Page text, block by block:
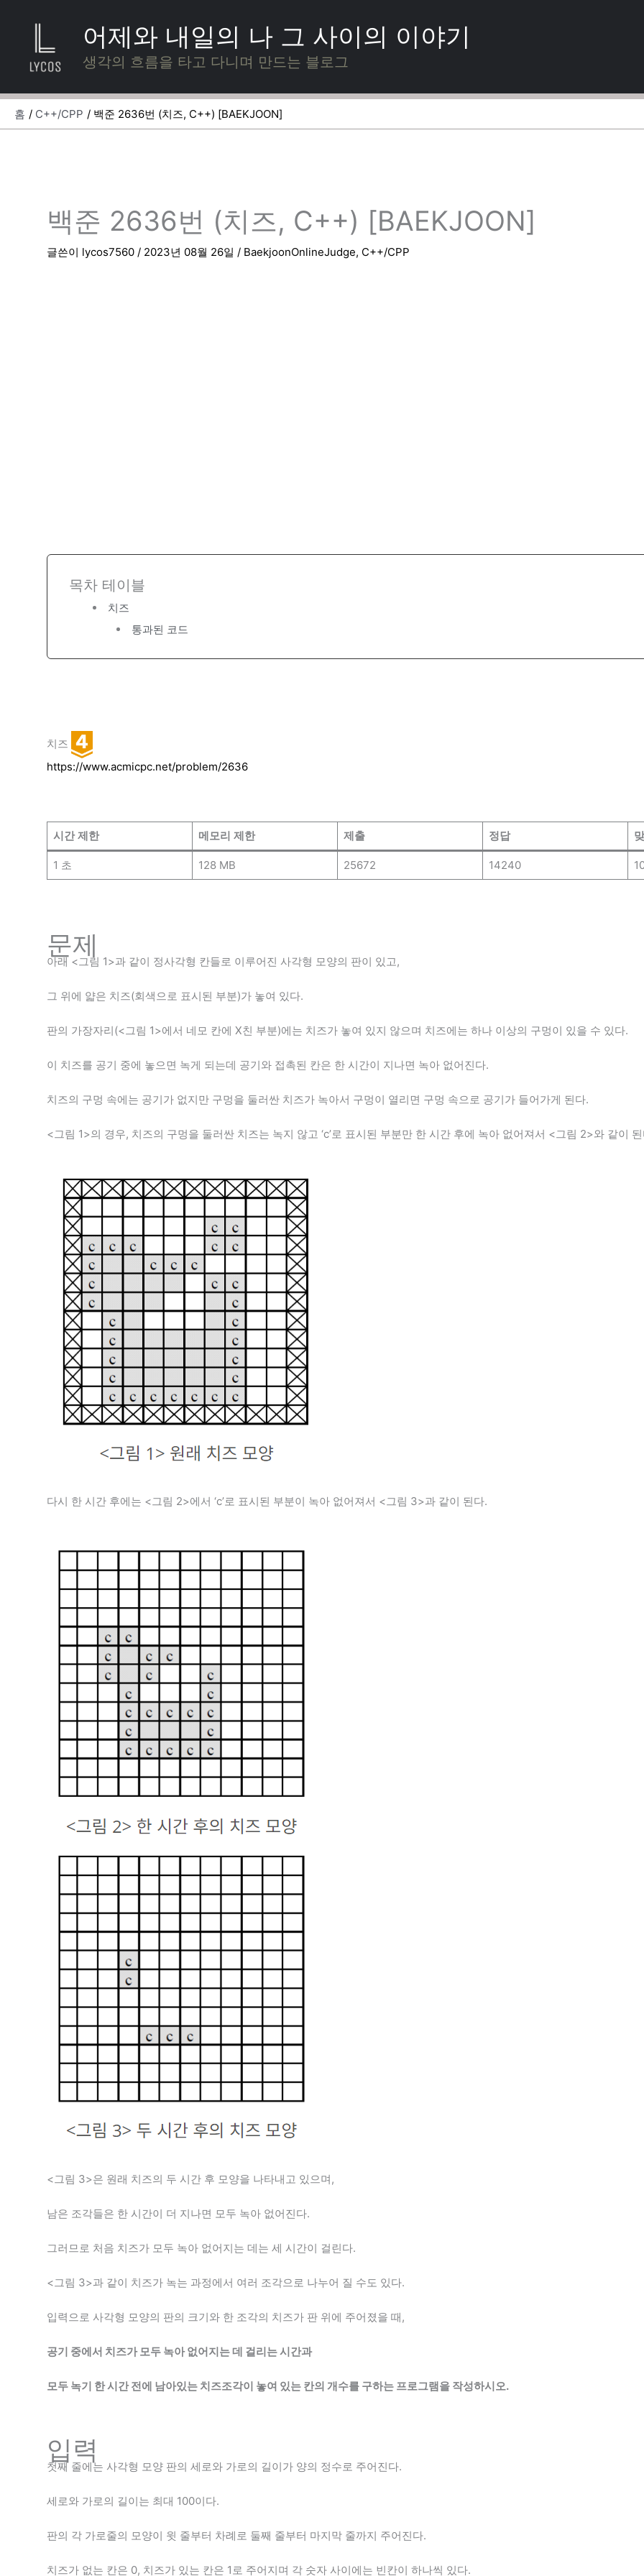
너
기
어제와 내일의 나 그 사이의 이야기
생각의 흐름을 타고 다니며 만드는 블로그
홈 C++/CPP 백준 2636번 (치즈, C++) [BAEKJOON]
백준 2636번 (치즈, C++) [BAEKJOON]
글쓴이 lycos7560 / 2023년 08월 26일 / BaekjoonOnlineJudge, C++/CPP
목차 테이블
치즈
통과된 코드
치즈
https://www.acmicpc.net/problem/2636
시간 제한 메모리 제한 제출 정답
1 초 128 MB 25672 14240
문제
아래 <그림 1>과 같이 정사각형 칸들로 이루어진 사각형 모양의 판이 있고,
그 위에 얇은 치즈(회색으로 표시된 부분)가 놓여 있다.
판의 가장자리(<그림 1>에서 네모 칸에 X친 부분)에는 치즈가 놓여 있지 않으며 치즈에는 하나 이상의 구멍이 있을 수 있다.
이 치즈를 공기 중에 놓으면 녹게 되는데 공기와 접촉된 칸은 한 시간이 지나면 녹아 없어진다.
치즈의 구멍 속에는 공기가 없지만 구멍을 둘러싼 치즈가 녹아서 구멍이 열리면 구멍 속으로 공기가 들어가게 된다.
<그림 1>의 경우, 치즈의 구멍을 둘러싼 치즈는 녹지 않고 ‘c’로 표시된 부분만 한 시간 후에 녹아 없어져서 <그림 2>와 같이
다시 한 시간 후에는 <그림 2>에서 ‘c’로 표시된 부분이 녹아 없어져서 <그림 3>과 같이 된다.
<그림 3>은 원래 치즈의 두 시간 후 모양을 나타내고 있으며,
남은 조각들은 한 시간이 더 지나면 모두 녹아 없어진다.
그러므로 처음 치즈가 모두 녹아 없어지는 데는 세 시간이 걸린다.
<그림 3>과 같이 치즈가 녹는 과정에서 여러 조각으로 나누어 질 수도 있다.
입력으로 사각형 모양의 판의 크기와 한 조각의 치즈가 판 위에 주어졌을 때,
공기 중에서 치즈가 모두 녹아 없어지는 데 걸리는 시간과
모두 녹기 한 시간 전에 남아있는 치즈조각이 놓여 있는 칸의 개수를 구하는 프로그램을 작성하시오.
입력
첫째 줄에는 사각형 모양 판의 세로와 가로의 길이가 양의 정수로 주어진다.
세로와 가로의 길이는 최대 100이다.
판의 각 가로줄의 모양이 윗 줄부터 차례로 둘째 줄부터 마지막 줄까지 주어진다.
치즈가 없는 칸은 0, 치즈가 있는 칸은 1로 주어지며 각 숫자 사이에는 빈칸이 하나씩 있다.